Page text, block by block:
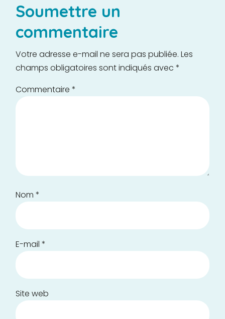
Soumettre un
commentaire
Votre adresse e-mail ne sera pas publiée. Les
champs obligatoires sont indiqués avec*
Commentaire*
Nom*
E-mail*
Site web